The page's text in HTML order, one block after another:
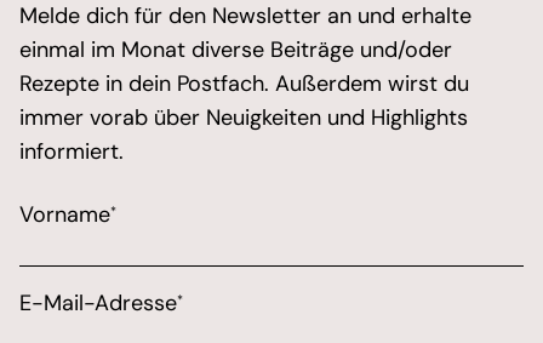
Melde dich für den Newsletter an und erhalte
einmal im Monat diverse Beiträge und/oder
Rezepte in dein Postfach. Außerdem wirst du
immer vorab über Neuigkeiten und Highlights
informiert.
Vorname*
E-Mail-Adresse*
/* real people should not fill this in and expect